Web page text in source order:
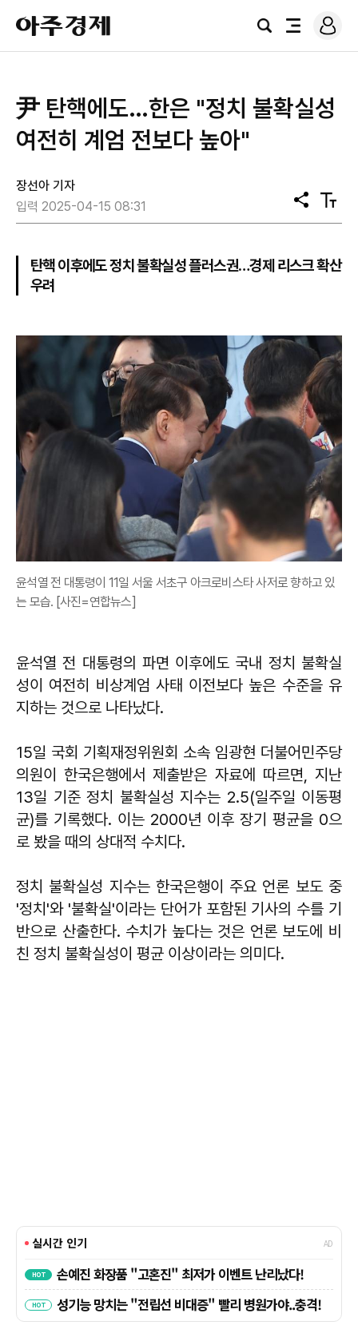
아
주
경
검
전
로
그
尹 탄핵에도…한은 "정치 불확실성
여전히 계엄 전보다 높아"
장선아 기자
입력 2025-04-15 08:31
공
유
텍
스
기
탄핵 이후에도 정치 불확실성 플러스권…경제 리스크 확산
우려
윤석열 전 대통령이 11일 서울 서초구 아크로비스타 사저로 향하고 있
는 모습. [사진=연합뉴스]
윤석열 전 대통령의 파면 이후에도 국내 정치 불확실
성이 여전히 비상계엄 사태 이전보다 높은 수준을 유
지하는 것으로 나타났다.
15일 국회 기획재정위원회 소속 임광현 더불어민주당
의원이 한국은행에서 제출받은 자료에 따르면, 지난
13일 기준 정치 불확실성 지수는 2.5(일주일 이동평
균)를 기록했다. 이는 2000년 이후 장기 평균을 0으
로 봤을 때의 상대적 수치다.
정치 불확실성 지수는 한국은행이 주요 언론 보도 중
'정치'와 '불확실'이라는 단어가 포함된 기사의 수를 기
반으로 산출한다. 수치가 높다는 것은 언론 보도에 비
친 정치 불확실성이 평균 이상이라는 의미다.